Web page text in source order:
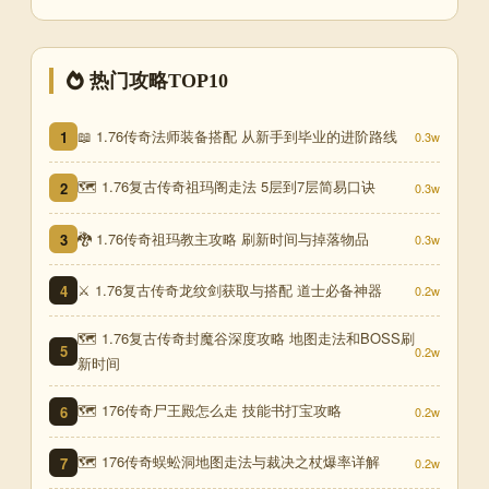
热门攻略TOP10
1 📖 1.76传奇法师装备搭配 从新手到毕业的进阶路线 0.3w
2 🗺️ 1.76复古传奇祖玛阁走法 5层到7层简易口诀 0.3w
3 🐉 1.76传奇祖玛教主攻略 刷新时间与掉落物品 0.3w
4 ⚔️ 1.76复古传奇龙纹剑获取与搭配 道士必备神器 0.2w
5
🗺️ 1.76复古传奇封魔谷深度攻略 地图走法和BOSS刷
新时间
0.2w
6 🗺️ 176传奇尸王殿怎么走 技能书打宝攻略 0.2w
7 🗺️ 176传奇蜈蚣洞地图走法与裁决之杖爆率详解 0.2w